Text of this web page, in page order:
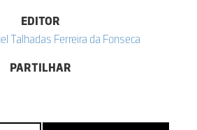
EDITOR
Talhadas Ferreira da Fonseca
PARTILHAR